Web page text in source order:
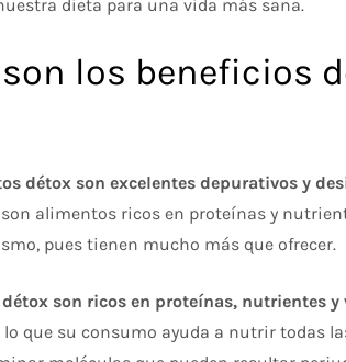
dieta para una vida más sana.
son los beneficios
détox son excelentes depurativos y
alimentos ricos en proteínas y
pues tienen mucho más que ofrecer.
son ricos en proteínas, nutrientes
que su consumo ayuda a nutrir todas